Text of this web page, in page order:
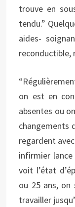
trouve en
tendu.”
aides-
on est en
absentes ou
changements
regardent
infirmier lance
voit l’état
ou 25 ans,
travailler